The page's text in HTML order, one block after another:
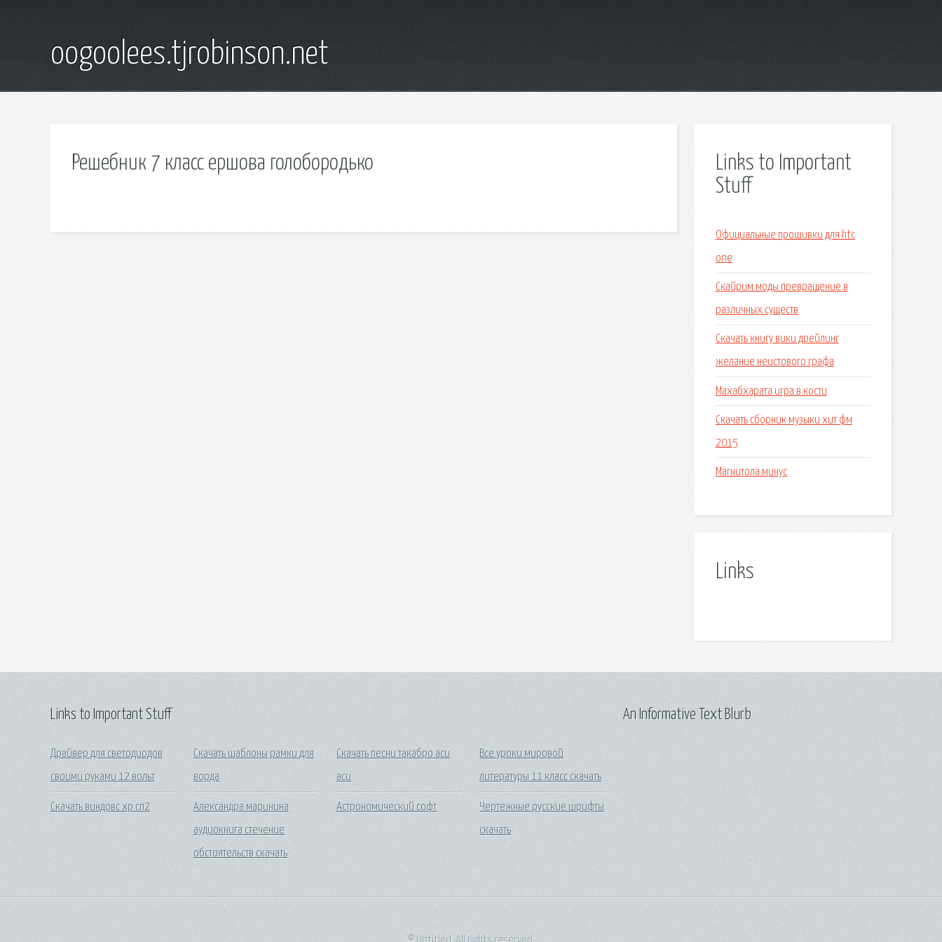
oogoolees.tjrobinson.net
Решебник 7 класс ершова голобородько
Links to Important
Stuff
Официальные прошивки для htc
one
Скайрим моды превращение в
различных существ
Скачать книгу вики дрейлинг
желание неистового графа
Махабхарата игра в кости
Скачать сборник музыки хит фм
2015
Магнитола минус
Links
Links to Important Stuff
Драйвер для светодиодов
своими руками 12 вольт
Скачать виндовс хр сп2
Скачать шаблоны рамки для
ворда
Александра маринина
аудиокнига стечение
обстоятельств скачать
Скачать песни такабро аси
аси
Астрономический софт
Все уроки мировой
литературы 11 класс скачать
Чертежные русские шрифты
скачать
An Informative Text Blurb